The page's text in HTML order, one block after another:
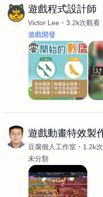
遊戲程式設計師
Victor Lee 3.2k次觀看
遊戲開發
遊戲動畫特效製
豆腐個人工作室 1.2k
未分類